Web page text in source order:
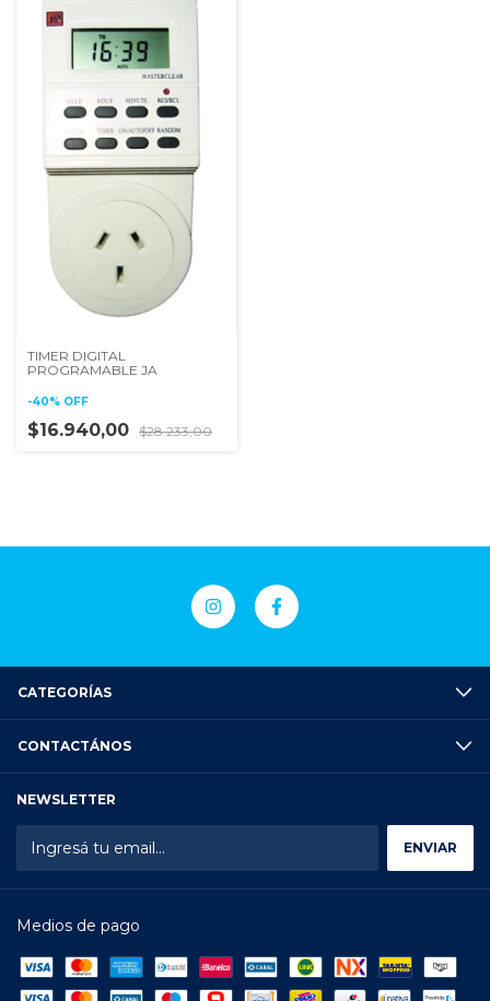
TIMER DIGITAL
PROGRAMABLE JA
-40% OFF
$16.940,00 $28.233,00
CATEGORÍAS
CONTACTÁNOS
NEWSLETTER
Medios de pago